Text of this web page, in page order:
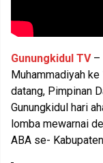
Gunungkidul TV–
Muhammadiyah
datang, Pimpinan
Gunungkidul hari
lomba mewarnai
ABA se-